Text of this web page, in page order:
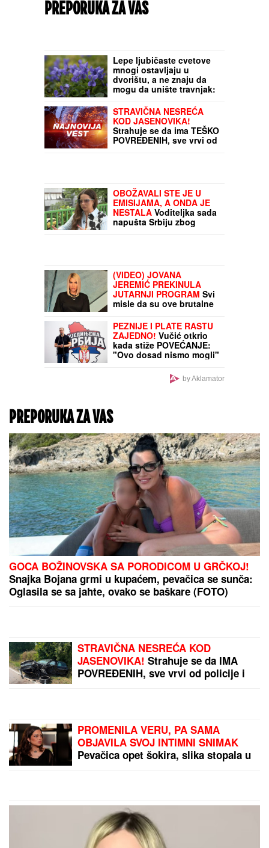
PREPORUKA ZA VAS
Lepe ljubičaste cvetove
mnogi ostavljaju u
dvorištu, a ne znaju da
mogu da unište travnjak:
preparata, evo kako da ih
se rešite
STRAVIČNA NESREĆA
KOD JASENOVIKA!
Strahuje se da ima TEŠKO
POVREĐENIH, sve vrvi od
OBOŽAVALI STE JE U
EMISIJAMA, A ONDA JE
NESTALA Voditeljka sada
napušta Srbiju zbog
(VIDEO) JOVANA
JEREMIĆ PREKINULA
JUTARNJI PROGRAM Svi
misle da su ove brutalne
"Svima sam donela samo
dobro"
PEZNIJE I PLATE RASTU
ZAJEDNO! Vučić otkrio
kada stiže POVEĆANJE:
"Ovo dosad nismo mogli"
by Aklamator
PREPORUKA ZA VAS
GOCA BOŽINOVSKA SA PORODICOM U GRČKOJ!
Snajka Bojana grmi u kupaćem, pevačica se sunča:
Oglasila se sa jahte, ovako se baškare (FOTO)
STRAVIČNA NESREĆA KOD
JASENOVIKA! Strahuje se da IMA
POVREĐENIH, sve vrvi od policije i
PROMENILA VERU, PA SAMA
OBJAVILA SVOJ INTIMNI SNIMAK
Pevačica opet šokira, slika stopala u